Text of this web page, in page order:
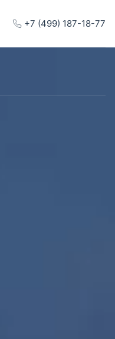
+7 (499) 187-18-77